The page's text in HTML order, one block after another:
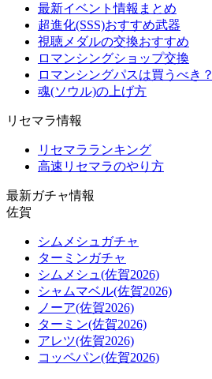
最新イベント情報まとめ
超進化(SSS)おすすめ武器
視聴メダルの交換おすすめ
ロマンシングショップ交換
ロマンシングパスは買うべき？
魂(ソウル)の上げ方
リセマラ情報
リセマラランキング
高速リセマラのやり方
最新ガチャ情報
佐賀
シムメシュガチャ
ターミンガチャ
シムメシュ(佐賀2026)
シャムマベル(佐賀2026)
ノーア(佐賀2026)
ターミン(佐賀2026)
アレツ(佐賀2026)
コッペパン(佐賀2026)